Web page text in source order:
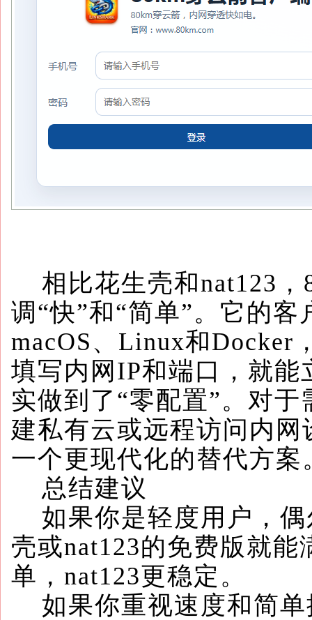
相比花生壳和nat123，
调“快”和“简单”。它的
macOS、Linux和Docker
填写内网IP和端口，就
实做到了“零配置”。对
建私有云或远程访问内
一个更现代化的替代方案
总结建议
如果你是轻度用户，偶
壳或nat123的免费版就
单，nat123更稳定。
如果你重视速度和简单